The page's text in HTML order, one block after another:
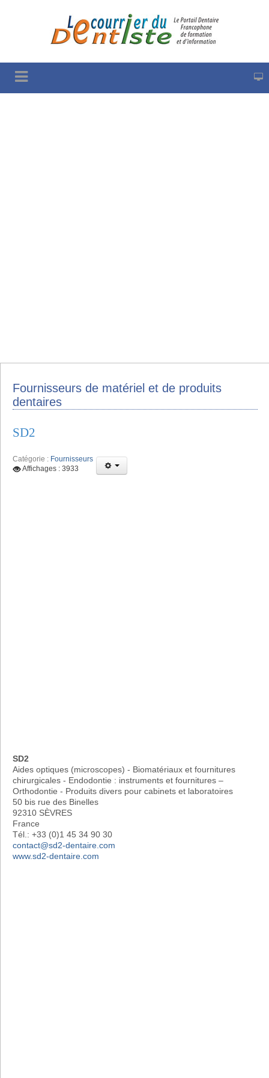
Fournisseurs de matériel et de produits
dentaires
SD2
Catégorie : Fournisseurs
Affichages : 3933
SD2
Aides optiques (microscopes) - Biomatériaux et fournitures
chirurgicales - Endodontie : instruments et fournitures –
Orthodontie - Produits divers pour cabinets et laboratoires
50 bis rue des Binelles
92310 SÈVRES
France
Tél.: +33 (0)1 45 34 90 30
contact@sd2-dentaire.com
www.sd2-dentaire.com